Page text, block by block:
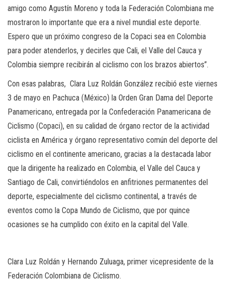
amigo como Agustín Moreno y toda la Federación Colombiana me
mostraron lo importante que era a nivel mundial este deporte.
Espero que un próximo congreso de la Copaci sea en Colombia
para poder atenderlos, y decirles que Cali, el Valle del Cauca y
Colombia siempre recibirán al ciclismo con los brazos abiertos”.
Con esas palabras, Clara Luz Roldán González recibió este viernes
3 de mayo en Pachuca (México) la Orden Gran Dama del Deporte
Panamericano, entregada por la Confederación Panamericana de
Ciclismo (Copaci), en su calidad de órgano rector de la actividad
ciclista en América y órgano representativo común del deporte del
ciclismo en el continente americano, gracias a la destacada labor
que la dirigente ha realizado en Colombia, el Valle del Cauca y
Santiago de Cali, convirtiéndolos en anfitriones permanentes del
deporte, especialmente del ciclismo continental, a través de
eventos como la Copa Mundo de Ciclismo, que por quince
ocasiones se ha cumplido con éxito en la capital del Valle.
Clara Luz Roldán y Hernando Zuluaga, primer vicepresidente de la
Federación Colombiana de Ciclismo.